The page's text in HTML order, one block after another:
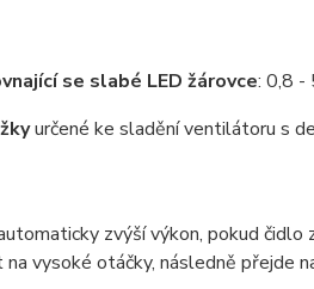
se slabé LED žárovce: 0,8 -
určené ke sladění ventilátoru s
zvýší výkon, pokud
vysoké otáčky, následně přejde